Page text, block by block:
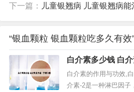
下一篇：
儿童银翘病 儿童银翘病能
“银血颗粒 银血颗粒吃多久有效
白介素多少钱 白
白介素的作用与功效,
介素-2是一种淋巴因子